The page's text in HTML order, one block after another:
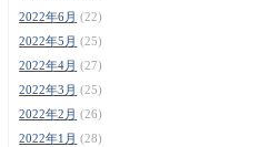
2022年6月 (22)
2022年5月 (25)
2022年4月 (27)
2022年3月 (25)
2022年2月 (26)
2022年1月 (28)